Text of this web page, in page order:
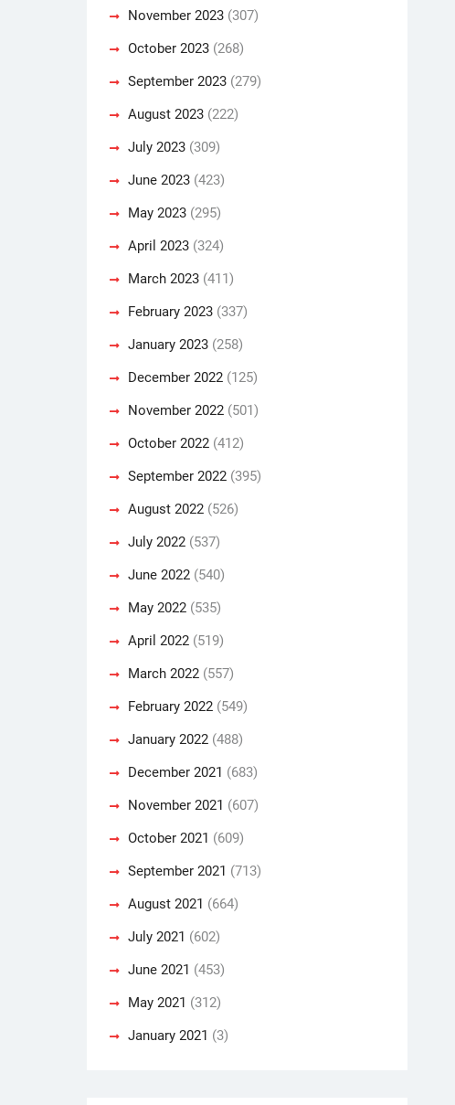
November 2023 (307)
October 2023 (268)
September 2023 (279)
August 2023 (222)
July 2023 (309)
June 2023 (423)
May 2023 (295)
April 2023 (324)
March 2023 (411)
February 2023 (337)
January 2023 (258)
December 2022 (125)
November 2022 (501)
October 2022 (412)
September 2022 (395)
August 2022 (526)
July 2022 (537)
June 2022 (540)
May 2022 (535)
April 2022 (519)
March 2022 (557)
February 2022 (549)
January 2022 (488)
December 2021 (683)
November 2021 (607)
October 2021 (609)
September 2021 (713)
August 2021 (664)
July 2021 (602)
June 2021 (453)
May 2021 (312)
January 2021 (3)